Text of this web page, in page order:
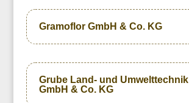
Gramoflor GmbH & Co. KG
Grube Land- und Umwelttechnik
GmbH & Co. KG